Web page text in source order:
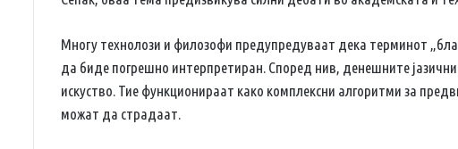
Многу технолози и филозофи предупредуваат дека терминот
да биде погрешно интерпретиран. Според нив, денешните
искуство. Тие функционираат како комплексни алгоритми за
можат да страдаат.